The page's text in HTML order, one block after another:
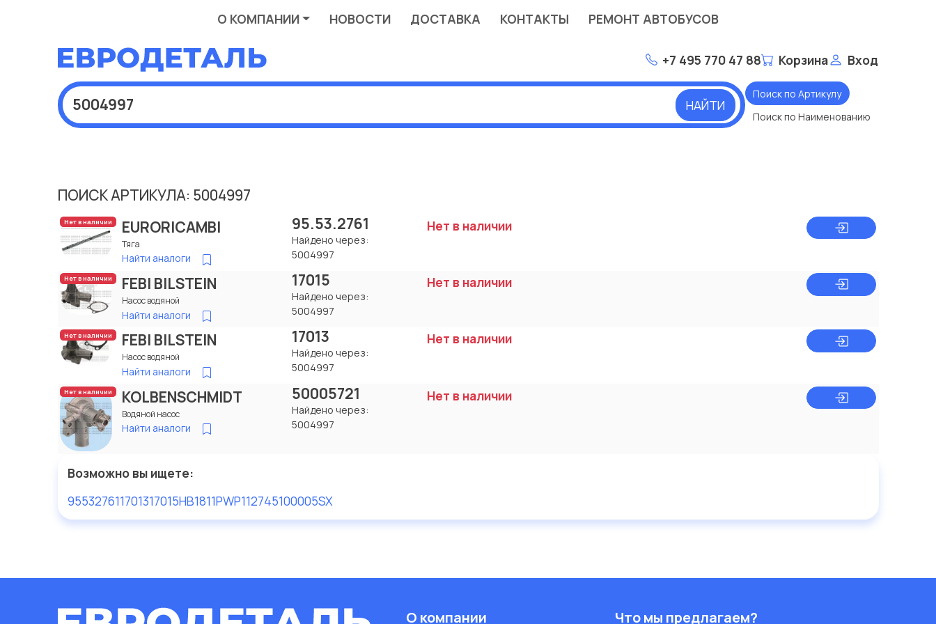
О КОМПАНИИ НОВОСТИ ДОСТАВКА КОНТАКТЫ РЕМОНТ АВТОБУСОВ
+7 495 770 47 88 Корзина Вход
НАЙТИ
Поиск по Артикулу
Поиск по Наименованию
ПОИСК АРТИКУЛА: 5004997
Нет в наличии EURORICAMBI
Тяга
Найти аналоги
95.53.2761
Найдено через:
5004997
Нет в наличии
Нет в наличии FEBI BILSTEIN
Насос водяной
Найти аналоги
17015
Найдено через:
5004997
Нет в наличии
Нет в наличии FEBI BILSTEIN
Насос водяной
Найти аналоги
17013
Найдено через:
5004997
Нет в наличии
Нет в наличии KOLBENSCHMIDT
Водяной насос
Найти аналоги
50005721
Найдено через:
5004997
Нет в наличии
Возможно вы ищете:
955327611701317015HB1811PWP112745100005SX
О компании Что мы предлагаем?